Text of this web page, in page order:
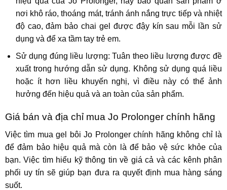
nơi khô ráo, thoáng mát, tránh ánh nắng trực tiếp và nhiệt
độ cao, đảm bảo chai gel được đậy kín sau mỗi lần sử
dụng và để xa tầm tay trẻ em.
Sử dụng đúng liều lượng: Tuân theo liều lượng được đề
xuất trong hướng dẫn sử dụng. Không sử dụng quá liều
hoặc ít hơn liều khuyến nghị, vì điều này có thể ảnh
hưởng đến hiệu quả và an toàn của sản phẩm.
Giá bán và địa chỉ mua Jo Prolonger chính hãng
Việc tìm mua gel bôi Jo Prolonger chính hãng không chỉ là
để đảm bảo hiệu quả mà còn là để bảo vệ sức khỏe của
bạn. Việc tìm hiểu kỹ thông tin về giá cả và các kênh phân
phối uy tín sẽ giúp bạn đưa ra quyết định mua hàng sáng
suốt.